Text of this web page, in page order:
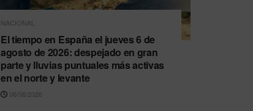
NACIONAL
El tiempo en España el jueves 6 de
agosto de 2026: despejado en gran
parte y lluvias puntuales más activas
en el norte y levante
06/08/2026